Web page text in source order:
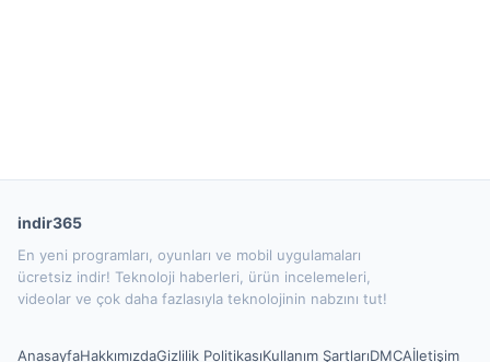
indir365
En yeni programları, oyunları ve mobil uygulamaları
ücretsiz indir! Teknoloji haberleri, ürün incelemeleri,
videolar ve çok daha fazlasıyla teknolojinin nabzını tut!
AnasayfaHakkımızdaGizlilik PolitikasıKullanım ŞartlarıDMCAİletişim